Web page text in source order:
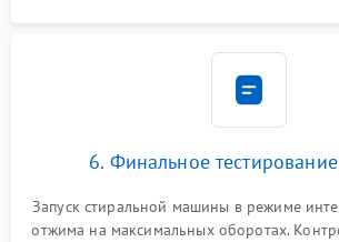
6. Финальное
Запуск стиральной машины в режиме
отжима на максимальных оборотах.